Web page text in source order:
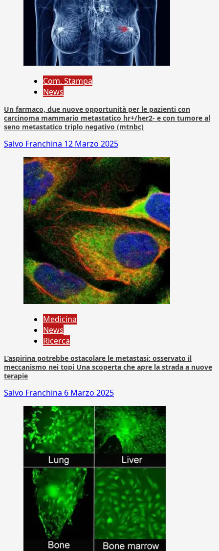
Com. Stampa
News
Un farmaco, due nuove opportunità per le pazienti con
carcinoma mammario metastatico hr+/her2- e con tumore al
seno metastatico triplo negativo (mtnbc)
Salvo Franchina 12 Marzo 2025
Medicina
News
Ricerca
L’aspirina potrebbe ostacolare le metastasi: osservato il
meccanismo nei topi Una scoperta che apre la strada a nuove
terapie
Salvo Franchina 6 Marzo 2025